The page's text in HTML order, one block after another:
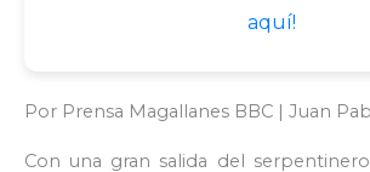
aquí!
Por Prensa Magallanes BBC | Juan
Con una gran salida del